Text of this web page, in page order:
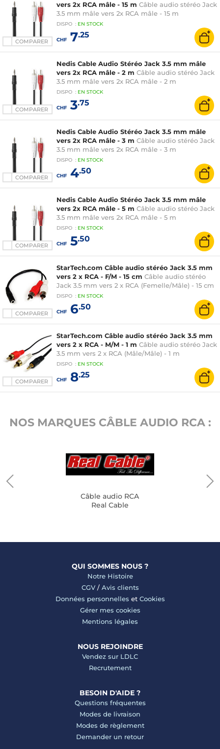
COMPARER
vers 2x RCA mâle - 15 m Câble audio stéréo Jack
3.5 mm mâle vers 2x RCA mâle - 15 m
DISPO : EN STOCK
CHF7.25
COMPARER
Nedis Cable Audio Stéréo Jack 3.5 mm mâle
vers 2x RCA mâle - 2 m Câble audio stéréo Jack
3.5 mm mâle vers 2x RCA mâle - 2 m
DISPO : EN STOCK
CHF3.75
COMPARER
Nedis Cable Audio Stéréo Jack 3.5 mm mâle
vers 2x RCA mâle - 3 m Câble audio stéréo Jack
3.5 mm mâle vers 2x RCA mâle - 3 m
DISPO : EN STOCK
CHF4.50
COMPARER
Nedis Cable Audio Stéréo Jack 3.5 mm mâle
vers 2x RCA mâle - 5 m Câble audio stéréo Jack
3.5 mm mâle vers 2x RCA mâle - 5 m
DISPO : EN STOCK
CHF5.50
COMPARER
StarTech.com Câble audio stéréo Jack 3.5 mm
vers 2 x RCA - F/M - 15 cm Câble audio stéréo
Jack 3.5 mm vers 2 x RCA (Femelle/Mâle) - 15 cm
DISPO : EN STOCK
CHF6.50
COMPARER
StarTech.com Câble audio stéréo Jack 3.5 mm
vers 2 x RCA - M/M - 1 m Câble audio stéréo Jack
3.5 mm vers 2 x RCA (Mâle/Mâle) - 1 m
DISPO : EN STOCK
CHF8.25
NOS MARQUES CÂBLE AUDIO RCA :
Câble audio RCA
Real Cable
QUI SOMMES NOUS ?
Notre Histoire
CGV/ Avis clients
Données personnelles et Cookies
Gérer mes cookies
Mentions légales
NOUS REJOINDRE
Vendez sur LDLC
Recrutement
BESOIN D'AIDE ?
Questions fréquentes
Modes de livraison
Modes de règlement
Demander un retour